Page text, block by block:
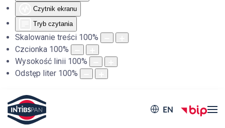
Czytnik ekranu
Tryb czytania
Skalowanie treści 100%
Czcionka 100%
Wysokość linii 100%
Odstęp liter 100%
EN